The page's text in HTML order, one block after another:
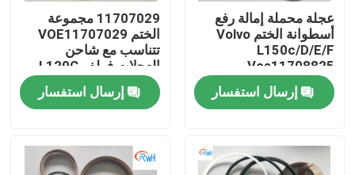
جولة في المعمل
رقابة جودة
اتصل بنا
عجلة محملة إمالة رفع
أسطوانة الختم Volvo
L150c/D/E/F
Voe11708825
11709018 11709025
11709026 11709028
إرسال استفسار
11707029 مجموعة
الختم VOE11707029
تتناسب مع شاحن
العجلات فولفو L120C
L120D
إرسال استفسار